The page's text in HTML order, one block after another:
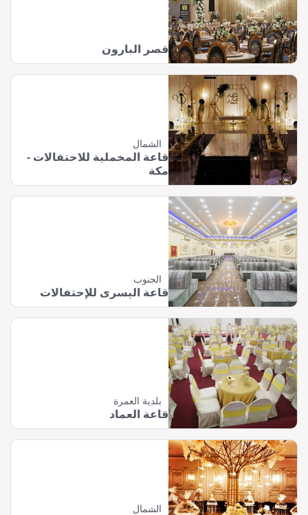
قصر البارون
الشمال
قاعة المخملية للاحتفالات -
مكة
الجنوب
قاعة اليسرى للإحتفالات
بلدية العمرة
قاعة العماد
الشمال